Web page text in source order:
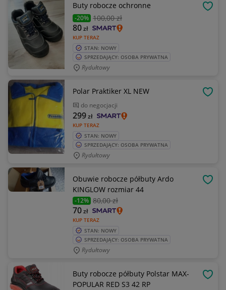
Buty robocze ochronne
-20% 100,00 zł
KUP TERAZ
80zł
STAN: NOWY
SPRZEDAJĄCY: OSOBA PRYWATNA
Rydułtowy
Polar Praktiker XL NEW
do negocjacji
KUP TERAZ
299zł
STAN: NOWY
SPRZEDAJĄCY: OSOBA PRYWATNA
Rydułtowy
Obuwie robocze półbuty Ardo
KINGLOW rozmiar 44
-12% 80,00 zł
KUP TERAZ
70zł
STAN: NOWY
SPRZEDAJĄCY: OSOBA PRYWATNA
Rydułtowy
Buty robocze półbuty Polstar MAX-
POPULAR RED S3 42 RP